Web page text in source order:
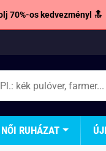
70%-os kedvezményl 🔝
NŐI RUHÁZAT